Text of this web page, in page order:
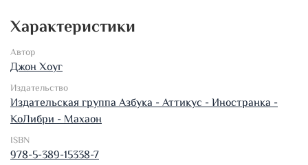
Характеристики
Автор
Джон Хоуг
Издательство
Издательская группа Азбука - Аттикус - Иностранка -
КоЛибри - Махаон
ISBN
978-5-389-15338-7